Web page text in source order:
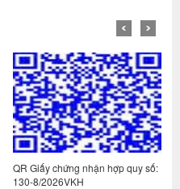
QR Giấy chứng nhận hợp quy số:
130-8/2026VKH